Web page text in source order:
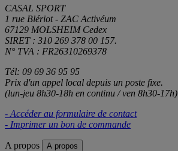
CASAL SPORT
1 rue Blériot - ZAC Activéum
67129 MOLSHEIM Cedex
SIRET : 310 269 378 00 157.
N° TVA : FR26310269378
Tél: 09 69 36 95 95
Prix d'un appel local depuis un poste fixe.
(lun-jeu 8h30-18h en continu / ven 8h30-17h)
- Accéder au formulaire de contact
- Imprimer un bon de commande
A propos A propos